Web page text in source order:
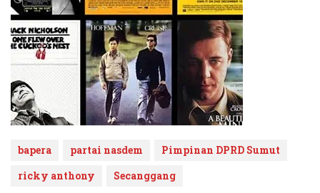
bapera partai nasdem
Pimpinan DPRD Sumut
ricky anthony
Secanggang